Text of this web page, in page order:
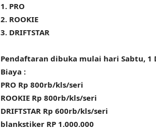
1. PRO
2. ROOKIE
3. DRIFTSTAR
Pendaftaran dibuka mulai hari Sabtu, 1
Biaya :
PRO Rp 800rb/kls/seri
ROOKIE Rp 800rb/kls/seri
DRIFTSTAR Rp 600rb/kls/seri
blankstiker RP 1.000.000